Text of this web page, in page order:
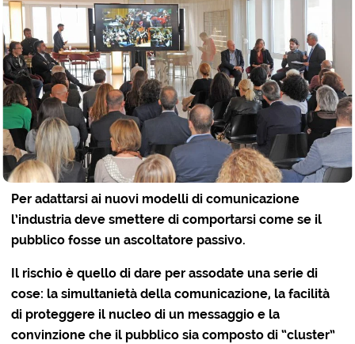
Per adattarsi ai nuovi modelli di comunicazione
l’industria deve smettere di comportarsi come se il
pubblico fosse un ascoltatore passivo.
Il rischio è quello di dare per assodate una serie di
cose: la simultanietà della comunicazione, la facilità
di proteggere il nucleo di un messaggio e la
convinzione che il pubblico sia composto di “cluster”